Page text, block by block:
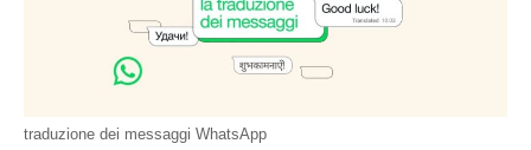
traduzione dei messaggi WhatsApp